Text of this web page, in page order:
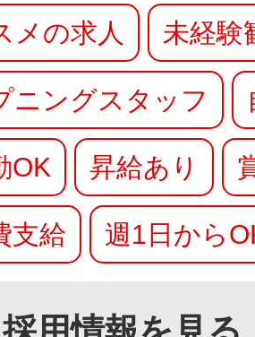
メの求人 未経験
ニングスタッフ
OK 昇給あり
支給 週1日から